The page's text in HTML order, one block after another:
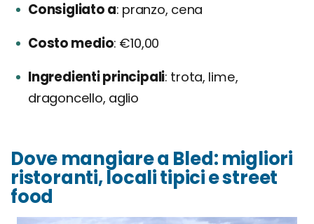
Consigliato a pranzo, cena
Costo medio €10,00
Ingredienti principali trota, lime,
dragoncello, aglio
Dove mangiare a Bled: migliori
ristoranti, locali tipici e street
food